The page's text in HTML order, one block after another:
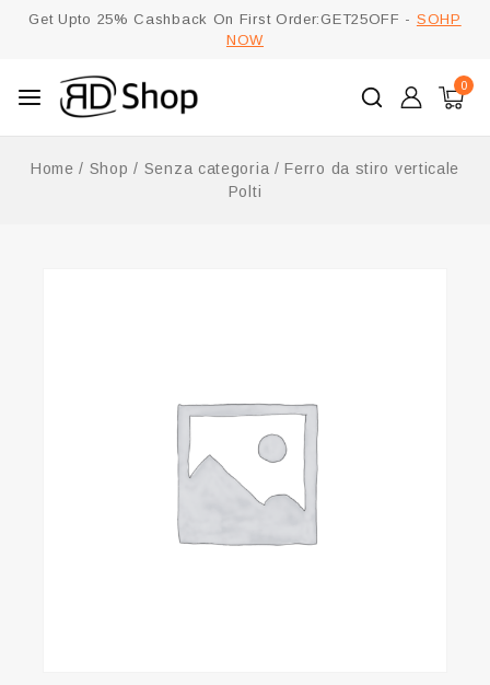
Get Upto 25% Cashback On First Order:GET25OFF - SOHP
NOW
0
Home / Shop / Senza categoria / Ferro da stiro verticale
Polti